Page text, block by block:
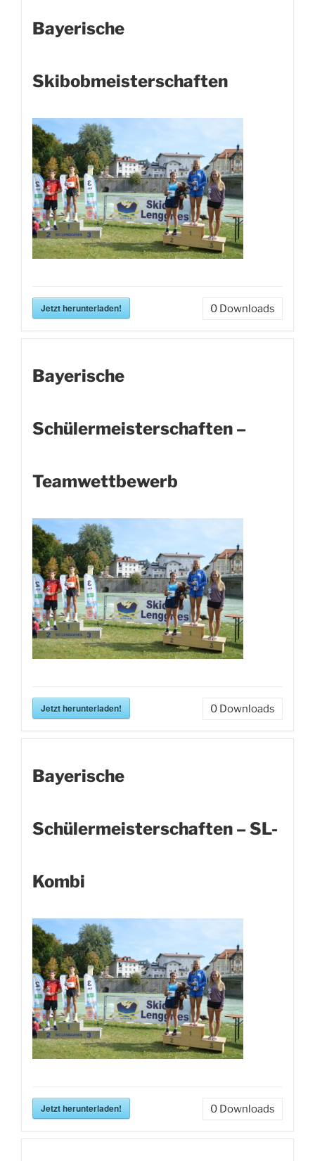
Bayerische
Skibobmeisterschaften
Jetzt herunterladen! 0 Downloads
Bayerische
Schülermeisterschaften –
Teamwettbewerb
Jetzt herunterladen! 0 Downloads
Bayerische
Schülermeisterschaften – SL-
Kombi
Jetzt herunterladen! 0 Downloads